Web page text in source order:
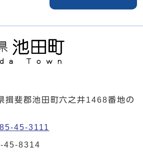
揖斐郡池田町六之井1468番地の
45-3111
45-8314